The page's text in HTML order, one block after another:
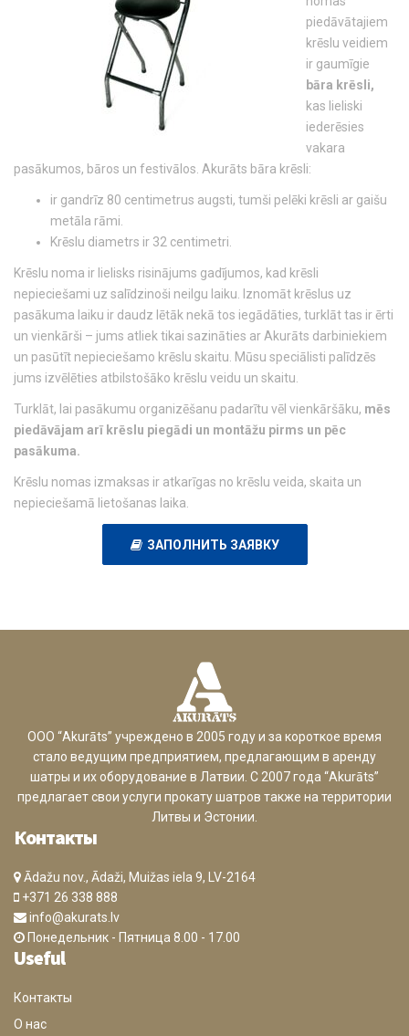
piedāvātajiem
krēslu veidiem
ir gaumīgie
bāra krēsli,
kas lieliski
iederēsies
vakara
pasākumos, bāros un festivālos. Akurāts bāra krēsli:
ir gandrīz 80 centimetrus augsti, tumši pelēki krēsli ar gaišu
metāla rāmi.
Krēslu diametrs ir 32 centimetri.
Krēslu noma ir lielisks risinājums gadījumos, kad krēsli
nepieciešami uz salīdzinoši neilgu laiku. Iznomāt krēslus uz
pasākuma laiku ir daudz lētāk nekā tos iegādāties, turklāt tas ir ērti
un vienkārši – jums atliek tikai sazināties ar Akurāts darbiniekiem
un pasūtīt nepieciešamo krēslu skaitu. Mūsu speciālisti palīdzēs
jums izvēlēties atbilstošāko krēslu veidu un skaitu.
Turklāt, lai pasākumu organizēšanu padarītu vēl vienkāršāku, mēs
piedāvājam arī krēslu piegādi un montāžu pirms un pēc
pasākuma.
Krēslu nomas izmaksas ir atkarīgas no krēslu veida, skaita un
nepieciešamā lietošanas laika.
ЗАПОЛНИТЬ ЗАЯВКУ
ООО “Akurāts” учреждено в 2005 году и за короткое время
стало ведущим предприятием, предлагающим в аренду
шатры и их оборудование в Латвии. С 2007 года “Akurāts”
предлагает свои услуги прокату шатров также на территории
Литвы и Эстонии.
Контакты
Ādažu nov., Ādaži, Muižas iela 9, LV-2164
+371 26 338 888
info@akurats.lv
Понедельник - Пятница 8.00 - 17.00
Useful
Контакты
О нас